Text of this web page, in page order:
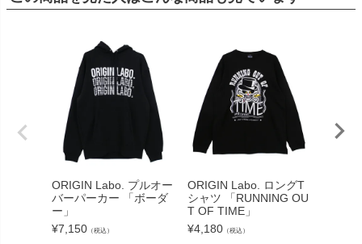
ORIGIN Labo. プルオー
バーパーカー 「ボーダ
ー」
¥7,150 （税込）
ORIGIN Labo. ロングT
シャツ 「RUNNING OU
T OF TIME」
¥4,180 （税込）